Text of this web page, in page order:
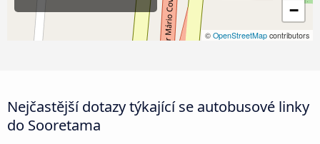
−
© OpenStreetMap contributors
Nejčastější dotazy týkající se autobusové linky
do Sooretama